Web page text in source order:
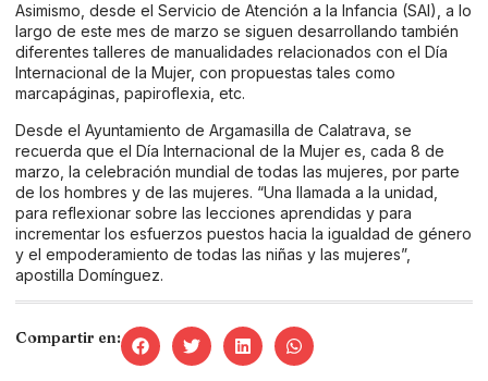
Asimismo, desde el Servicio de Atención a la Infancia (SAI), a lo
largo de este mes de marzo se siguen desarrollando también
diferentes talleres de manualidades relacionados con el Día
Internacional de la Mujer, con propuestas tales como
marcapáginas, papiroflexia, etc.
Desde el Ayuntamiento de Argamasilla de Calatrava, se
recuerda que el Día Internacional de la Mujer es, cada 8 de
marzo, la celebración mundial de todas las mujeres, por parte
de los hombres y de las mujeres. “Una llamada a la unidad,
para reflexionar sobre las lecciones aprendidas y para
incrementar los esfuerzos puestos hacia la igualdad de género
y el empoderamiento de todas las niñas y las mujeres”,
apostilla Domínguez.
Compartir en: